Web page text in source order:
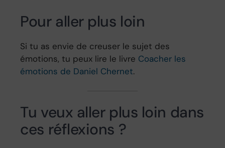
Pour aller plus loin
Si tu as envie de creuser le sujet des
émotions, tu peux lire le livre Coacher les
émotions de Daniel Chernet.
Tu veux aller plus loin dans
ces réflexions ?